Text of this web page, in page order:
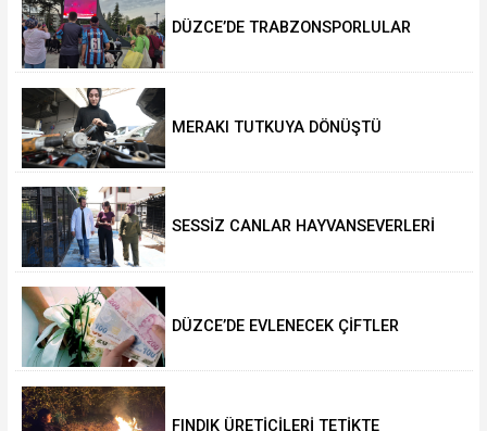
DÜZCE’DE TRABZONSPORLULAR
MERAKI TUTKUYA DÖNÜŞTÜ
SESSİZ CANLAR HAYVANSEVERLERİ
DÜZCE’DE EVLENECEK ÇİFTLER
FINDIK ÜRETİCİLERİ TETİKTE